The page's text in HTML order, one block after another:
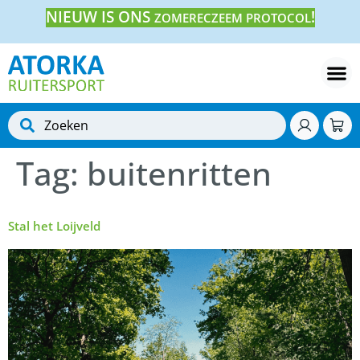
NIEUW IS ONS ZOMERECZEEM PROTOCOL!
Tag: buitenritten
Stal het Loijveld